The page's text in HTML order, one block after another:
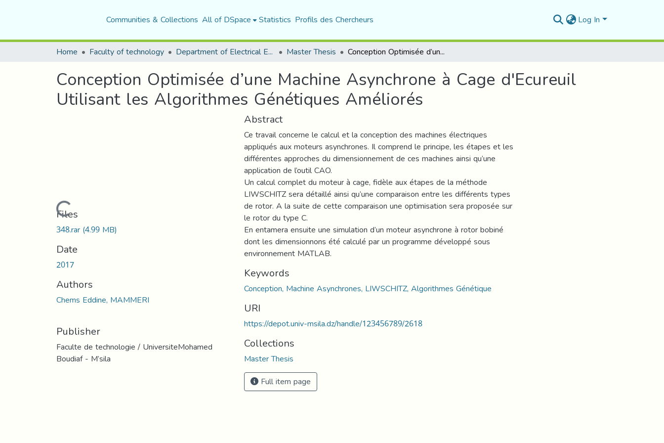
Communities & Collections All of DSpace Statistics Profils des Chercheurs Log In
Home Faculty of technology Department of Electrical Engineering Master Thesis Conception Optimisée d’une Machine Asynchrone à Cage d'Ecureuil Utilisant les Algorithmes Génétiques Améliorés
Conception Optimisée d’une Machine Asynchrone à Cage d'Ecureuil
Utilisant les Algorithmes Génétiques Améliorés
Loading...
Files
348.rar(4.99 MB)
Date
2017
Authors
Chems Eddine, MAMMERI
Publisher
Faculte de technologie / UniversiteMohamed
Boudiaf - M’sila
Abstract
Ce travail concerne le calcul et la conception des machines électriques
appliqués aux moteurs asynchrones. Il comprend le principe, les étapes et les
différentes approches du dimensionnement de ces machines ainsi qu’une
application de l’outil CAO.
Un calcul complet du moteur à cage, fidèle aux étapes de la méthode
LIWSCHITZ sera détaillé ainsi qu’une comparaison entre les différents types
de rotor. A la suite de cette comparaison une optimisation sera proposée sur
le rotor du type C.
En entamera ensuite une simulation d’un moteur asynchrone à rotor bobiné
dont les dimensionnons été calculé par un programme développé sous
environnement MATLAB.
Keywords
Conception, Machine Asynchrones, LIWSCHITZ, Algorithmes Génétique
URI
https://depot.univ-msila.dz/handle/123456789/2618
Collections
Master Thesis
Full item page